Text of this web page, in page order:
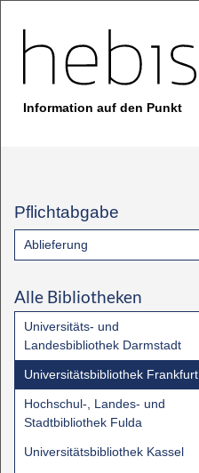
Information auf den Punkt
Pflichtabgabe
Ablieferung
Alle Bibliotheken
Universitäts- und
Landesbibliothek Darmstadt
Universitätsbibliothek Frankfurt
Hochschul-, Landes- und
Stadtbibliothek Fulda
Universitätsbibliothek Kassel